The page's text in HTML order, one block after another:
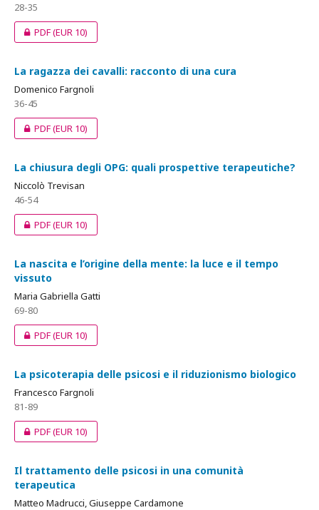
28-35
PDF(EUR 10)
La ragazza dei cavalli: racconto di una cura
Domenico Fargnoli
36-45
PDF(EUR 10)
La chiusura degli OPG: quali prospettive terapeutiche?
Niccolò Trevisan
46-54
PDF(EUR 10)
La nascita e l’origine della mente: la luce e il tempo
vissuto
Maria Gabriella Gatti
69-80
PDF(EUR 10)
La psicoterapia delle psicosi e il riduzionismo biologico
Francesco Fargnoli
81-89
PDF(EUR 10)
Il trattamento delle psicosi in una comunità
terapeutica
Matteo Madrucci, Giuseppe Cardamone